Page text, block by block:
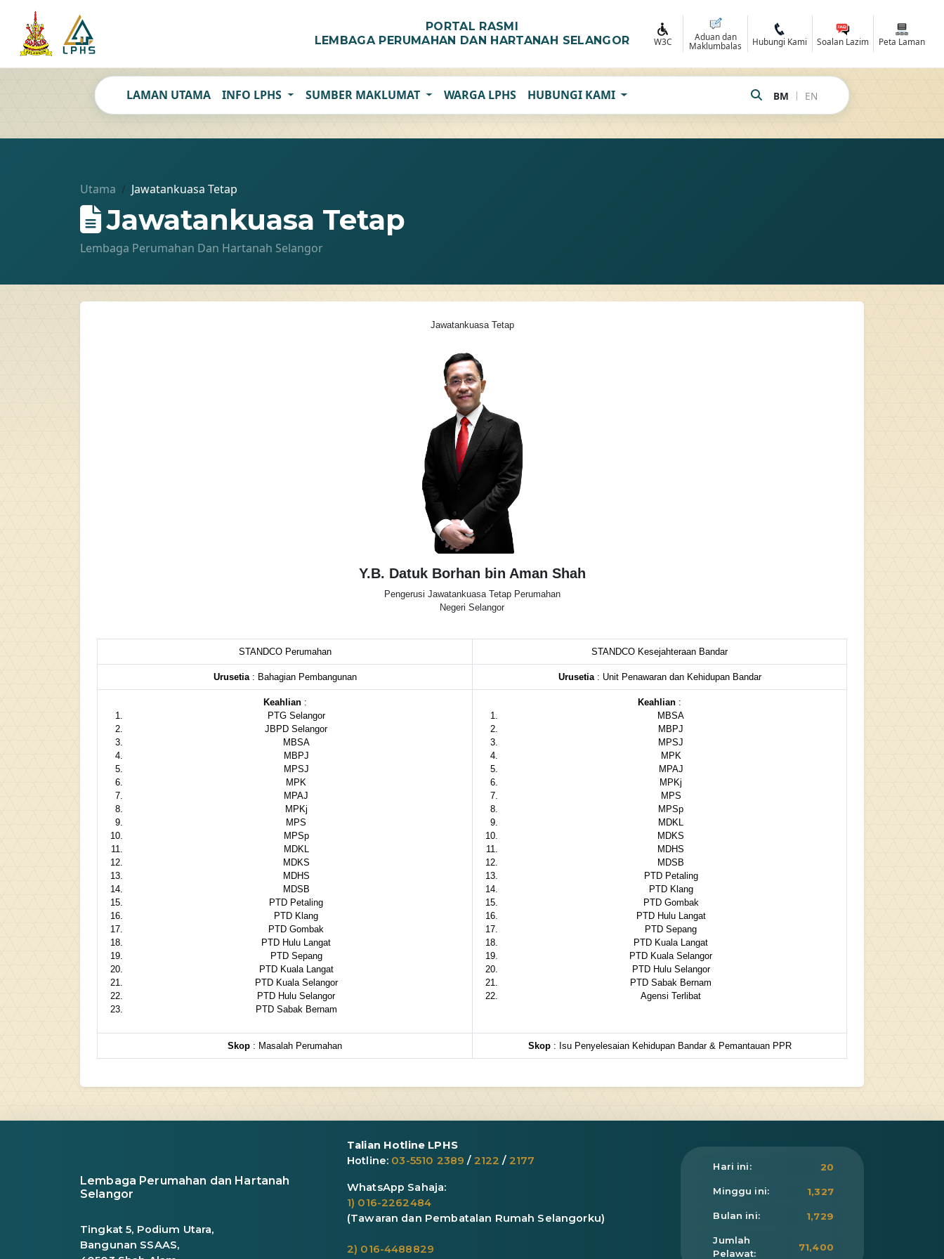
PORTAL RASMI
LEMBAGA PERUMAHAN DAN HARTANAH SELANGOR
W3C
Aduan dan
Maklumbalas
Hubungi Kami Soalan Lazim Peta Laman
LAMAN UTAMA INFO LPHS SUMBER MAKLUMAT WARGA LPHS HUBUNGI KAMI BM | EN
Utama Jawatankuasa Tetap
Jawatankuasa Tetap
Lembaga Perumahan Dan Hartanah Selangor
Jawatankuasa Tetap
Y.B. Datuk Borhan bin Aman Shah
Pengerusi Jawatankuasa Tetap Perumahan
Negeri Selangor
STANDCO Perumahan STANDCO Kesejahteraan Bandar
Urusetia: Bahagian Pembangunan Urusetia: Unit Penawaran dan Kehidupan Bandar
Keahlian:
PTG Selangor
JBPD Selangor
MBSA
MBPJ
MPSJ
MPK
MPAJ
MPKj
MPS
MPSp
MDKL
MDKS
MDHS
MDSB
PTD Petaling
PTD Klang
PTD Gombak
PTD Hulu Langat
PTD Sepang
PTD Kuala Langat
PTD Kuala Selangor
PTD Hulu Selangor
PTD Sabak Bernam
Keahlian :
MBSA
MBPJ
MPSJ
MPK
MPAJ
MPKj
MPS
MPSp
MDKL
MDKS
MDHS
MDSB
PTD Petaling
PTD Klang
PTD Gombak
PTD Hulu Langat
PTD Sepang
PTD Kuala Langat
PTD Kuala Selangor
PTD Hulu Selangor
PTD Sabak Bernam
Agensi Terlibat
Skop : Masalah Perumahan Skop: Isu Penyelesaian Kehidupan Bandar & Pemantauan PPR
Lembaga Perumahan dan Hartanah
Selangor
Tingkat 5, Podium Utara,
Bangunan SSAAS,
Talian Hotline LPHS
Hotline: 03-5510 2389 / 2122 / 2177
WhatsApp Sahaja:
1) 016-2262484
(Tawaran dan Pembatalan Rumah Selangorku)
2) 016-4488829
Hari ini: 20
Minggu ini: 1,327
Bulan ini: 1,729
Jumlah
Pelawat:
71,400